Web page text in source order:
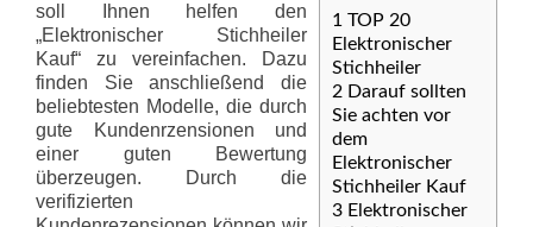
1 TOP 20
Elektronischer
Stichheiler
2 Darauf sollten
Sie achten vor
dem
Elektronischer
Stichheiler Kauf
3 Elektronischer
soll Ihnen helfen den
„Elektronischer Stichheiler
Kauf“ zu vereinfachen. Dazu
finden Sie anschließend die
beliebtesten Modelle, die durch
gute Kundenrzensionen und
einer guten Bewertung
überzeugen. Durch die
verifizierten